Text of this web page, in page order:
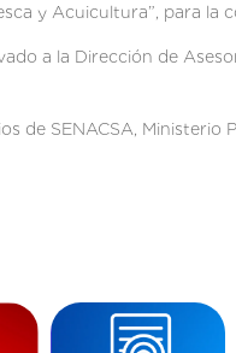
y Acuicultura”, para la
a la Dirección de
SENACSA, Ministerio